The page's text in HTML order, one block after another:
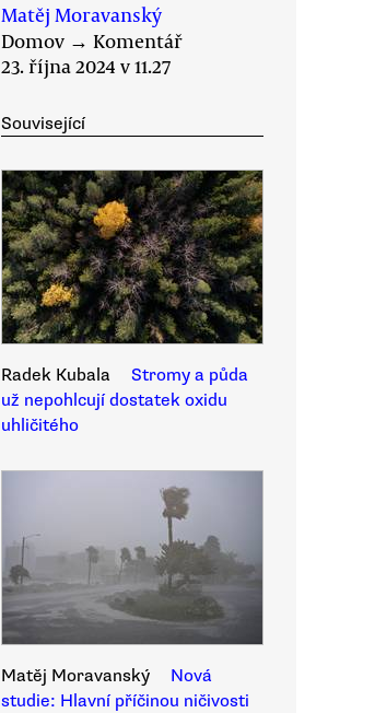
Matěj Moravanský
Domov → Komentář
23. října 2024 v 11.27
Související
Radek Kubala
Stromy a půda
už nepohlcují dostatek oxidu
uhličitého
Matěj Moravanský
Nová
studie: Hlavní příčinou ničivosti